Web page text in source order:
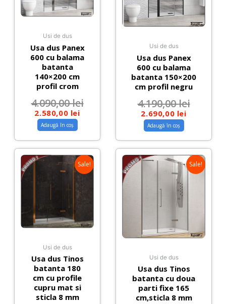
Usi de dus
Usa dus Panex
600 cu balama
batanta
140×200 cm
profil crom
4.090,00lei
2.580,00 lei
Adaugă în coș
Usi de dus
Usa dus Panex
600 cu balama
batanta 150×200
cm profil negru
4.190,00lei
2.690,00 lei
Adaugă în coș
Sale!
Usi de dus
Usa dus Tinos
batanta 180
cm cu profile
cupru mat si
sticla 8 mm
Sale!
Usi de dus
Usa dus Tinos
batanta cu doua
parti fixe 165
cm,sticla 8 mm